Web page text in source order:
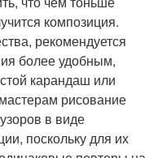
композиция.
рекомендуется
более удобным,
карандаш или
рисование
в виде
поскольку для их